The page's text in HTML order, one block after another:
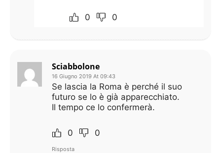
0 0
Sciabbolone
16 Giugno 2019 At 09:43
Se lascia la Roma è perché il suo
futuro se lo è già apparecchiato.
Il tempo ce lo confermerà.
0 0
Risposta